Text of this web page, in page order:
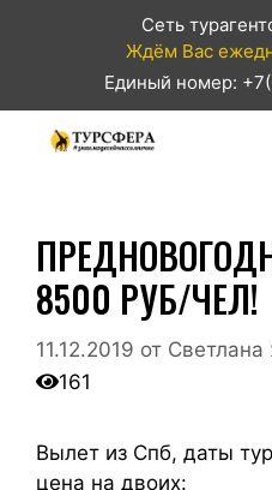
Сеть
Ждём Вас
Единый номер:
8500 РУБ/ЧЕЛ!
11.12.2019 от
161
Вылет из Спб, даты
цена на двоих: